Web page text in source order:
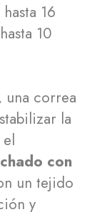
16
10
una correa
la
con
un tejido
y